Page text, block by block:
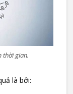
thời gian.
là bởi: